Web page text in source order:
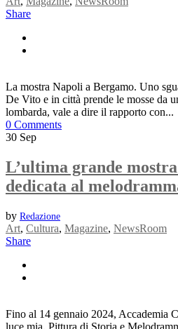
Share
La mostra Napoli a Bergamo. Uno
De Vito e in città prende le mosse da
lombarda, vale a dire il rapporto con...
0 Comments
30 Sep
L’ultima grande
dedicata al
by Redazione
Art, Cultura, Magazine, NewsRoom
Share
Fino al 14 gennaio 2024, Accademia
luce mia. Pittura di Storia e